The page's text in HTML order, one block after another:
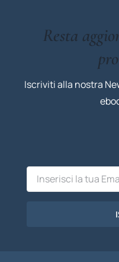
Resta
Iscriviti alla nostra